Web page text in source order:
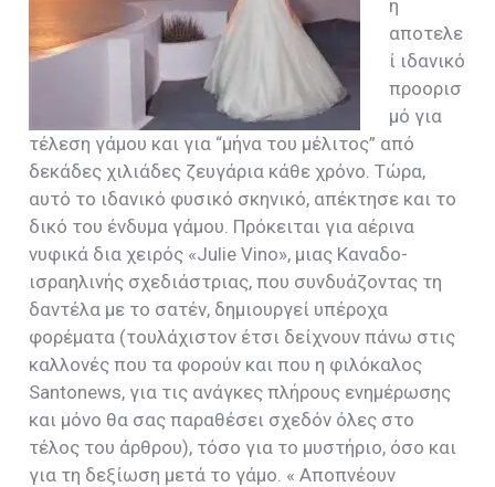
η
αποτελε
ί ιδανικό
προορισ
μό για
τέλεση γάμου και για “μήνα του μέλιτος” από
δεκάδες χιλιάδες ζευγάρια κάθε χρόνο. Τώρα,
αυτό το ιδανικό φυσικό σκηνικό, απέκτησε και το
δικό του ένδυμα γάμου. Πρόκειται για αέρινα
νυφικά δια χειρός «Julie Vino», μιας Καναδο-
ισραηλινής σχεδιάστριας, που συνδυάζοντας τη
δαντέλα με το σατέν, δημιουργεί υπέροχα
φορέματα (τουλάχιστον έτσι δείχνουν πάνω στις
καλλονές που τα φορούν και που η φιλόκαλος
Santonews, για τις ανάγκες πλήρους ενημέρωσης
και μόνο θα σας παραθέσει σχεδόν όλες στο
τέλος του άρθρου), τόσο για το μυστήριο, όσο και
για τη δεξίωση μετά το γάμο. « Αποπνέουν